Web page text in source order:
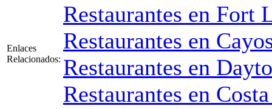
Enlaces
Relacionados:
Restaurantes en Fort
Restaurantes en
Restaurantes en
Restaurantes en